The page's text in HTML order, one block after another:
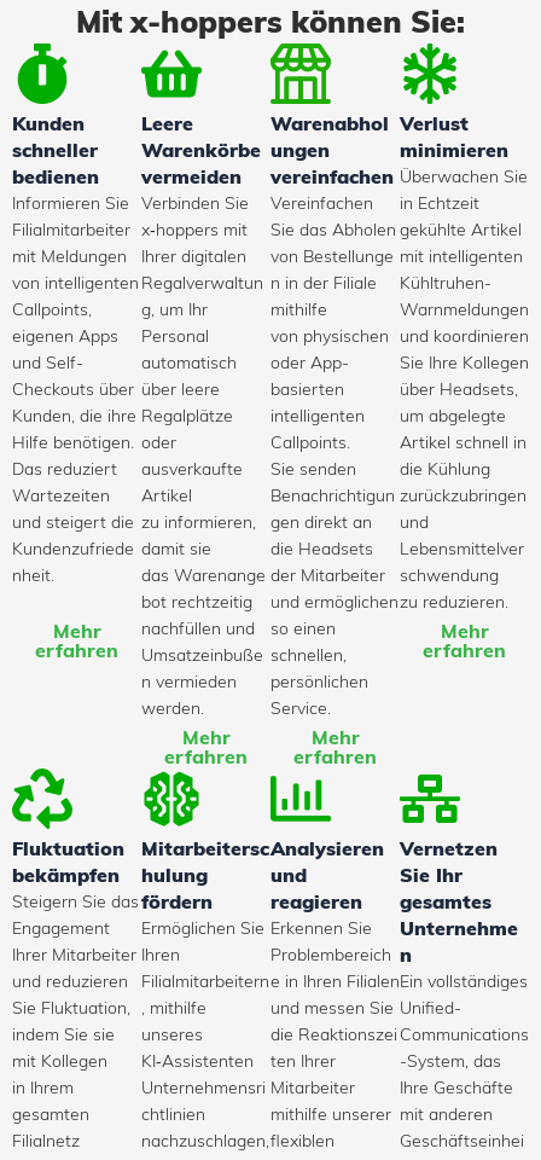
Mit x-hoppers können Sie:
Kunden
schneller
bedienen
Informieren Sie
Filialmitarbeiter
mit Meldungen
von intelligenten
Callpoints,
eigenen Apps
und Self-
Checkouts über
Kunden, die ihre
Hilfe benötigen.
Das reduziert
Wartezeiten
und steigert die
Kundenzufriede
nheit.
Mehr
erfahren
Leere
Warenkörbe
vermeiden
Verbinden Sie
x‑hoppers mit
Ihrer digitalen
Regalverwaltun
g, um Ihr
Personal
automatisch
über leere
Regalplätze
oder
ausverkaufte
Artikel
zu informieren,
damit sie
das Warenange
bot rechtzeitig
nachfüllen und
Umsatzeinbuße
n vermieden
werden.
Mehr
erfahren
Warenabhol
ungen
vereinfachen
Vereinfachen
Sie das Abholen
von Bestellunge
n in der Filiale
mithilfe
von physischen
oder App-
basierten
intelligenten
Callpoints.
Sie senden
Benachrichtigun
gen direkt an
die Headsets
der Mitarbeiter
und ermöglichen
so einen
schnellen,
persönlichen
Service.
Mehr
erfahren
Verlust
minimieren
Überwachen Sie
in Echtzeit
gekühlte Artikel
mit intelligenten
Kühltruhen-
Warnmeldungen
und koordinieren
Sie Ihre Kollegen
über Headsets,
um abgelegte
Artikel schnell in
die Kühlung
zurückzubringen
und
Lebensmittelver
schwendung
zu reduzieren.
Mehr
erfahren
Fluktuation
bekämpfen
Steigern Sie das
Engagement
Ihrer Mitarbeiter
und reduzieren
Sie Fluktuation,
indem Sie sie
mit Kollegen
in Ihrem
gesamten
Filialnetz
Mitarbeitersc
hulung
fördern
Ermöglichen Sie
Ihren
Filialmitarbeitern
, mithilfe
unseres
KI‑Assistenten
Unternehmensri
chtlinien
nachzuschlagen,
Analysieren
und
reagieren
Erkennen Sie
Problembereich
e in Ihren Filialen
und messen Sie
die Reaktionszei
ten Ihrer
Mitarbeiter
mithilfe unserer
flexiblen
Vernetzen
Sie Ihr
gesamtes
Unternehme
n
Ein vollständiges
Unified-
Communications
-System, das
Ihre Geschäfte
mit anderen
Geschäftseinhei